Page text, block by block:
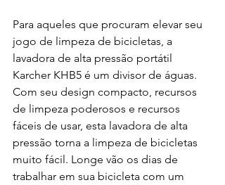
Para aqueles que procuram elevar seu
jogo de limpeza de bicicletas, a
lavadora de alta pressão portátil
Karcher KHB5 é um divisor de águas.
Com seu design compacto, recursos
de limpeza poderosos e recursos
fáceis de usar, esta lavadora de alta
pressão torna a limpeza de bicicletas
muito fácil. Longe vão os dias de
trabalhar em sua bicicleta com um